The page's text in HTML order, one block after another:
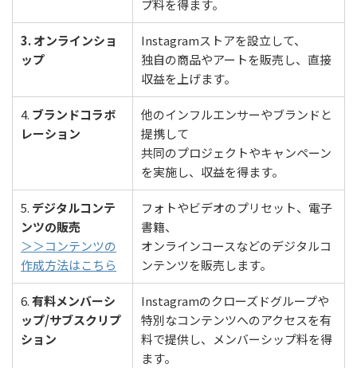
プ料を得ます。
3. オンラインショ
ップ
Instagramストアを設立して、
独自の商品やアートを販売し、直接
収益を上げます。
4. ブランドコラボ
レーション
他のインフルエンサーやブランドと
提携して
共同のプロジェクトやキャンペーン
を実施し、収益を得ます。
5. デジタルコンテ
ンツの販売
＞＞コンテンツの
作成方法はこちら
フォトやビデオのプリセット、電子
書籍、
オンラインコースなどのデジタルコ
ンテンツを販売します。
6.有料メンバーシ
ップ/サブスクリプ
ション
Instagramのクローズドグループや
特別なコンテンツへのアクセスを有
料で提供し、メンバーシップ料を得
ます。